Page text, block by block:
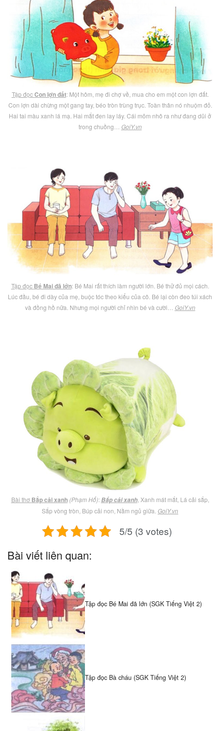
Tập đọcCon lợn đất: Một hôm, mẹ đi chợ về, mua cho em một con lợn đất.
Con lợn dài chừng một gang tay, béo tròn trùng trục. Toàn thân nó nhuộm đỏ.
Hai tai màu xanh lá mạ. Hai mắt đen lay láy. Cái mõm nhô ra như đang dũi ở
trong chuồng… GoiY.vn
Tập đọc Bé Mai đã lớn: Bé Mai rất thích làm người lớn. Bé thử đủ mọi cách.
Lúc đầu, bé đi dày của mẹ, buộc tóc theo kiểu của cô. Bé lại còn đeo túi xách
và đồng hồ nữa. Nhưng mọi người chỉ nhìn bé và cười… GoiY.vn
Bài thơ Bắp cải xanh (Phạm Hổ):Bắp cải xanh, Xanh mát mắt, Lá cải sắp,
Sắp vòng tròn, Búp cải non, Nằm ngủ giữa. GoiY.vn
5/5 (3 votes)
Bài viết liên quan:
Tập đọc Bé Mai đã lớn (SGK Tiếng Việt 2)
Tập đọc Bà cháu (SGK Tiếng Việt 2)